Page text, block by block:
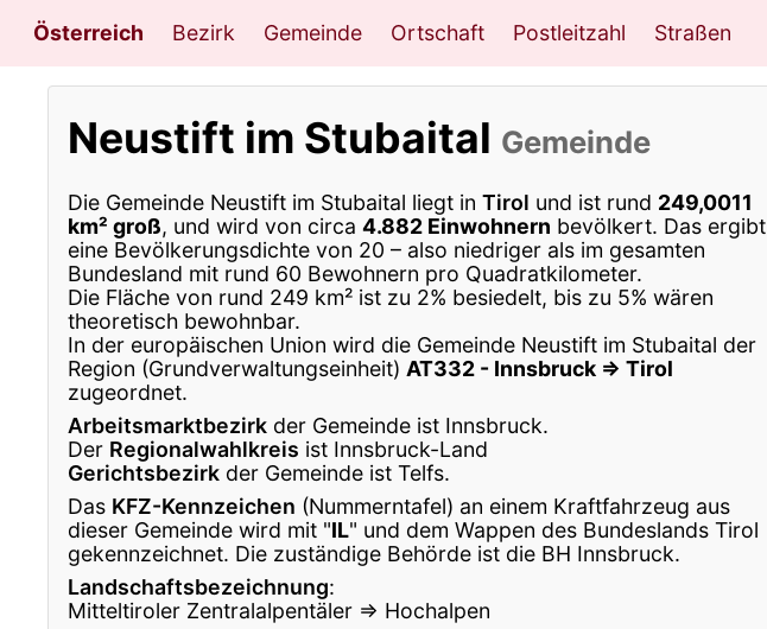
Österreich Bezirk Gemeinde Ortschaft Postleitzahl Straßen
Neustift im Stubaital Gemeinde
Die Gemeinde Neustift im Stubaital liegt in Tirol und ist rund 249,0011
km² groß, und wird von circa 4.882 Einwohnern bevölkert. Das ergibt
eine Bevölkerungsdichte von 20 – also niedriger als im gesamten
Bundesland mit rund 60 Bewohnern pro Quadratkilometer.
Die Fläche von rund 249 km² ist zu 2% besiedelt, bis zu 5% wären
theoretisch bewohnbar.
In der europäischen Union wird die Gemeinde Neustift im Stubaital der
Region (Grundverwaltungseinheit) AT332 - Innsbruck ⇒ Tirol
zugeordnet.
Arbeitsmarktbezirk der Gemeinde ist Innsbruck.
Der Regionalwahlkreis ist Innsbruck-Land
Gerichtsbezirk der Gemeinde ist Telfs.
Das KFZ-Kennzeichen (Nummerntafel) an einem Kraftfahrzeug aus
dieser Gemeinde wird mit "IL" und dem Wappen des Bundeslands Tirol
gekennzeichnet. Die zuständige Behörde ist die BH Innsbruck.
Landschaftsbezeichnung:
Mitteltiroler Zentralalpentäler ⇒ Hochalpen